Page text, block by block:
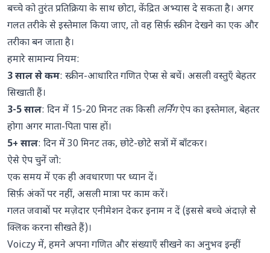
बच्चे को तुरंत प्रतिक्रिया के साथ छोटा, केंद्रित अभ्यास दे सकता है। अगर
गलत तरीके से इस्तेमाल किया जाए, तो वह सिर्फ़ स्क्रीन देखने का एक और
तरीका बन जाता है।
हमारे सामान्य नियम:
3 साल से कम: स्क्रीन-आधारित गणित ऐप्स से बचें। असली वस्तुएँ बेहतर
सिखाती हैं।
3-5 साल: दिन में 15-20 मिनट तक किसी लर्निंगऐप का इस्तेमाल, बेहतर
होगा अगर माता-पिता पास हों।
5+ साल: दिन में 30 मिनट तक, छोटे-छोटे सत्रों में बाँटकर।
ऐसे ऐप चुनें जो:
एक समय में एक ही अवधारणा पर ध्यान दें।
सिर्फ़ अंकों पर नहीं, असली मात्रा पर काम करें।
गलत जवाबों पर मज़ेदार एनीमेशन देकर इनाम न दें (इससे बच्चे अंदाज़े से
क्लिक करना सीखते हैं)।
Voiczy में, हमने अपनागणित और संख्याएँ सीखने का अनुभवइन्हीं